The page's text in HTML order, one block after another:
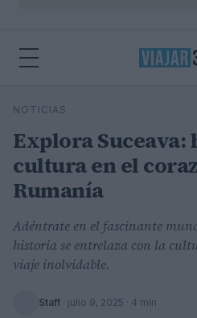
Buscar
NOTICIAS
Explora
cultura en el
Rumanía
Adéntrate en el fascinante
historia se entrelaza con la
viaje inolvidable.
Staff · julio 9, 2025 · 4 min